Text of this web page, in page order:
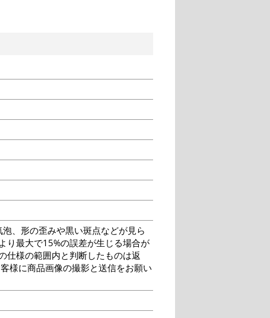
、形の歪みや黒い斑点などが見ら
り最大で15%の誤差が生じる場合が
仕様の範囲内と判断したものは返
様に商品画像の撮影と送信をお願い